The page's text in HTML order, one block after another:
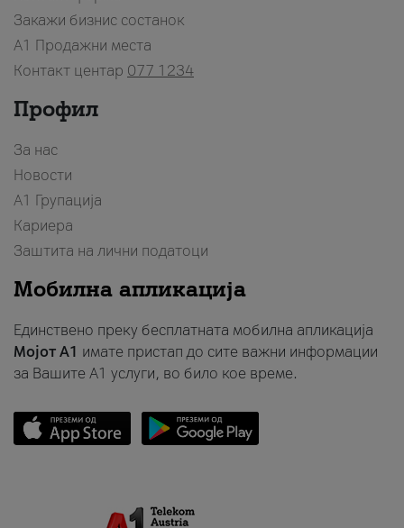
Закажи бизнис состанок
A1 Продажни места
Контакт центар 077 1234
Профил
За нас
Новости
А1 Групација
Кариера
Заштита на лични податоци
Мобилна апликација
Единствено преку бесплатната мобилна апликација
Мојот A1 имате пристап до сите важни информации
за Вашите A1 услуги, во било кое време.